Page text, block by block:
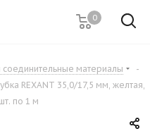
0
материалы
-
REXANT 35,0/17,5 мм, желтая,
по 1 м